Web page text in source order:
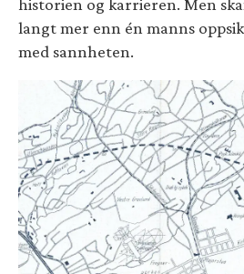
historien og karrieren. Men
langt mer enn én manns
med sannheten.